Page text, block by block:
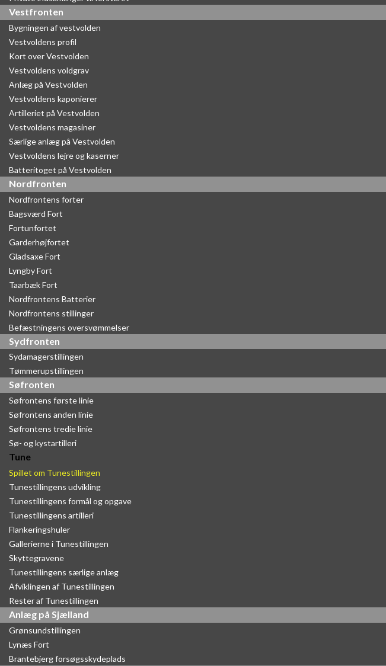
Vestfronten
Bygningen af vestvolden
Vestvoldens profil
Kort over Vestvolden
Vestvoldens voldgrav
Anlæg på Vestvolden
Vestvoldens kaponierer
Artilleriet på Vestvolden
Vestvoldens magasiner
Særlige anlæg på Vestvolden
Vestvoldens lejre og kaserner
Batteritoget på Vestvolden
Nordfronten
Nordfrontens forter
Bagsværd Fort
Fortunfortet
Garderhøjfortet
Gladsaxe Fort
Lyngby Fort
Taarbæk Fort
Nordfrontens Batterier
Nordfrontens stillinger
Befæstningens oversvømmelser
Sydfronten
Sydamagerstillingen
Tømmerupstillingen
Søfronten
Søfrontens første linie
Søfrontens anden linie
Søfrontens tredie linie
Sø- og kystartilleri
Tune
Spillet om Tunestillingen
Tunestillingens udvikling
Tunestillingens formål og opgave
Tunestillingens artilleri
Flankeringshuler
Gallerierne i Tunestillingen
Skyttegravene
Tunestillingens særlige anlæg
Afviklingen af Tunestillingen
Rester af Tunestillingen
Anlæg på Sjælland
Grønsundstillingen
Lynæs Fort
Brantebjerg forsøgsskydeplads